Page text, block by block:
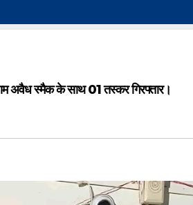
अवैध स्मैक के साथ 01 तस्कर गिरफ्तार।